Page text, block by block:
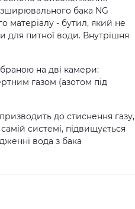
бака NG
матеріалу - бутил, який не
для питної води. Внутрішня
на дві камери:
газом (азотом під
до стиснення газу,
системі, підвищується
вода з бака